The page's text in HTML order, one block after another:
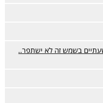
בשמש זה לא ישתפר..